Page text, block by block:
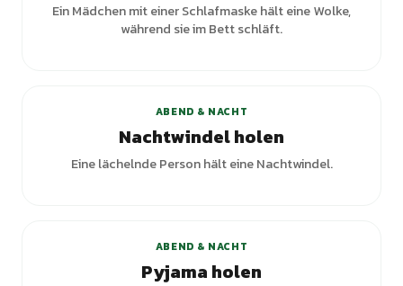
Ein Mädchen mit einer Schlafmaske hält eine Wolke,
während sie im Bett schläft.
ABEND & NACHT
Nachtwindel holen
Eine lächelnde Person hält eine Nachtwindel.
ABEND & NACHT
Pyjama holen